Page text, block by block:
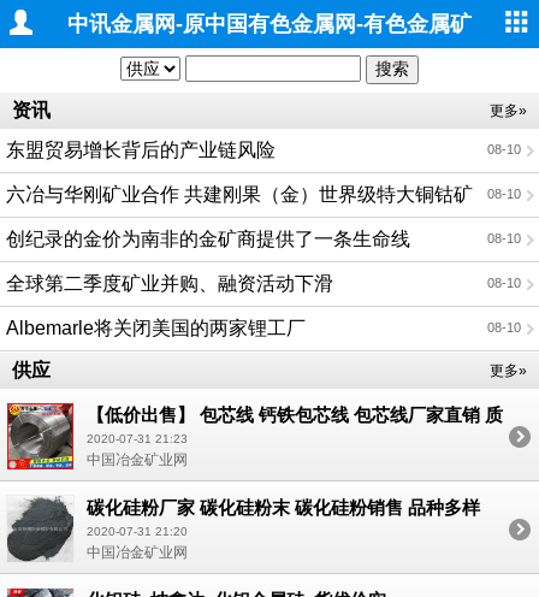
中讯金属网-原中国有色金属网-有色金属矿
更多»
资讯
08-10
东盟贸易增长背后的产业链风险
08-10
六冶与华刚矿业合作 共建刚果（金）世界级特大铜钴矿
山二期工程项目 08-10
创纪录的金价为南非的金矿商提供了一条生命线
08-10
全球第二季度矿业并购、融资活动下滑
08-10
Albemarle将关闭美国的两家锂工厂
更多»
供应
【低价出售】 包芯线 钙铁包芯线 包芯线厂家直销 质
量好 价格低 现货销售 用你不敢想的价格 给你想不到
的惊喜；
2020-07-31 21:23
中国冶金矿业网
碳化硅粉厂家 碳化硅粉末 碳化硅粉销售 品种多样
2020-07-31 21:20
中国冶金矿业网